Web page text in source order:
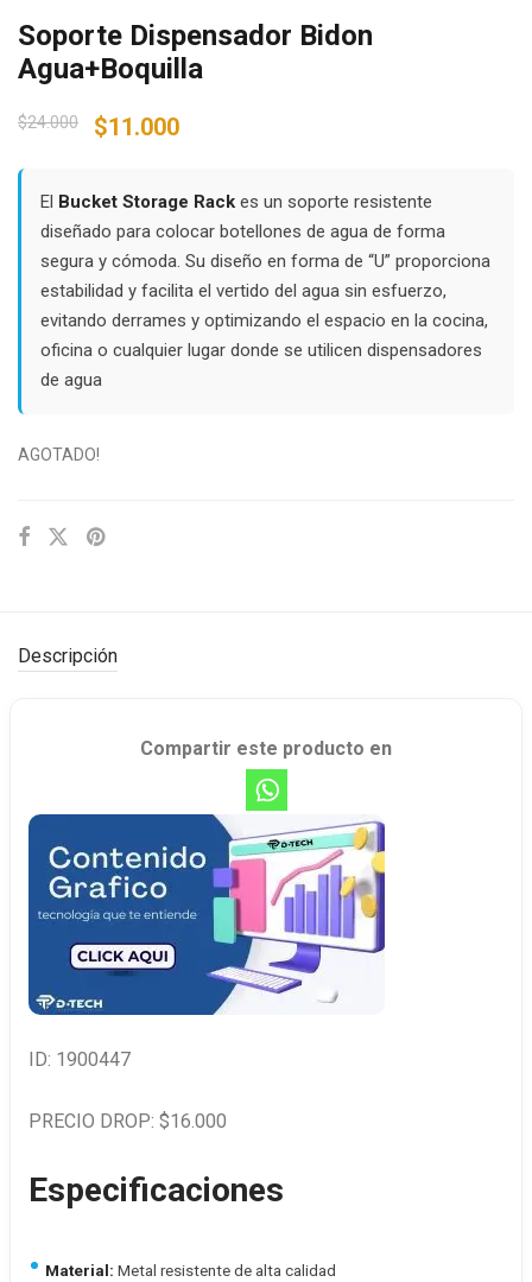
Soporte Dispensador Bidon
Agua+Boquilla
$24.000
Original
$24.000.
$11.000Current
$11.000.
El Bucket Storage Rack es un soporte resistente
diseñado para colocar botellones de agua de forma
segura y cómoda. Su diseño en forma de “U” proporciona
estabilidad y facilita el vertido del agua sin esfuerzo,
evitando derrames y optimizando el espacio en la cocina,
oficina o cualquier lugar donde se utilicen dispensadores
de agua
AGOTADO!
Descripción
Compartir este producto en
ID: 1900447
PRECIO DROP: $16.000
Especificaciones
Material: Metal resistente de alta calidad